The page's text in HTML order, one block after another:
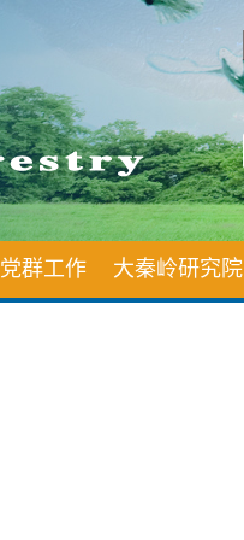
党群工作 大秦岭研究院